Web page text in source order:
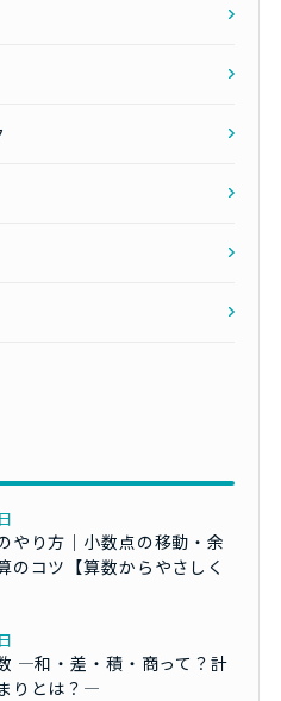
やり方｜小数点の移動・余
のコツ【算数からやさしく
―和・差・積・商って？計
りとは？―